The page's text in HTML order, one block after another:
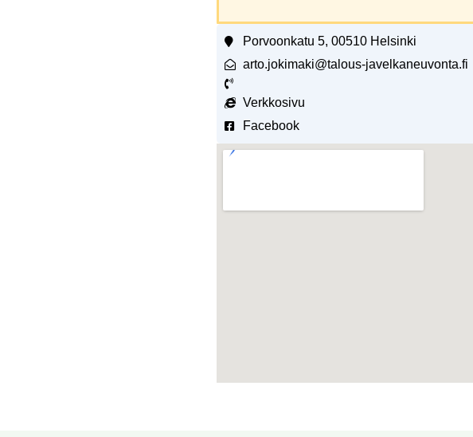
Porvoonkatu 5, 00510 Helsinki
arto.jokimaki@talous-javelkaneuvonta.fi
Verkkosivu
Facebook